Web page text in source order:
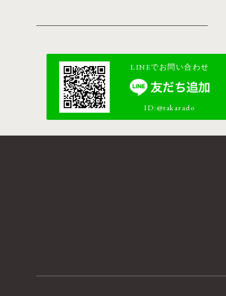
LINEでお問い合わせ
ID:@takarado